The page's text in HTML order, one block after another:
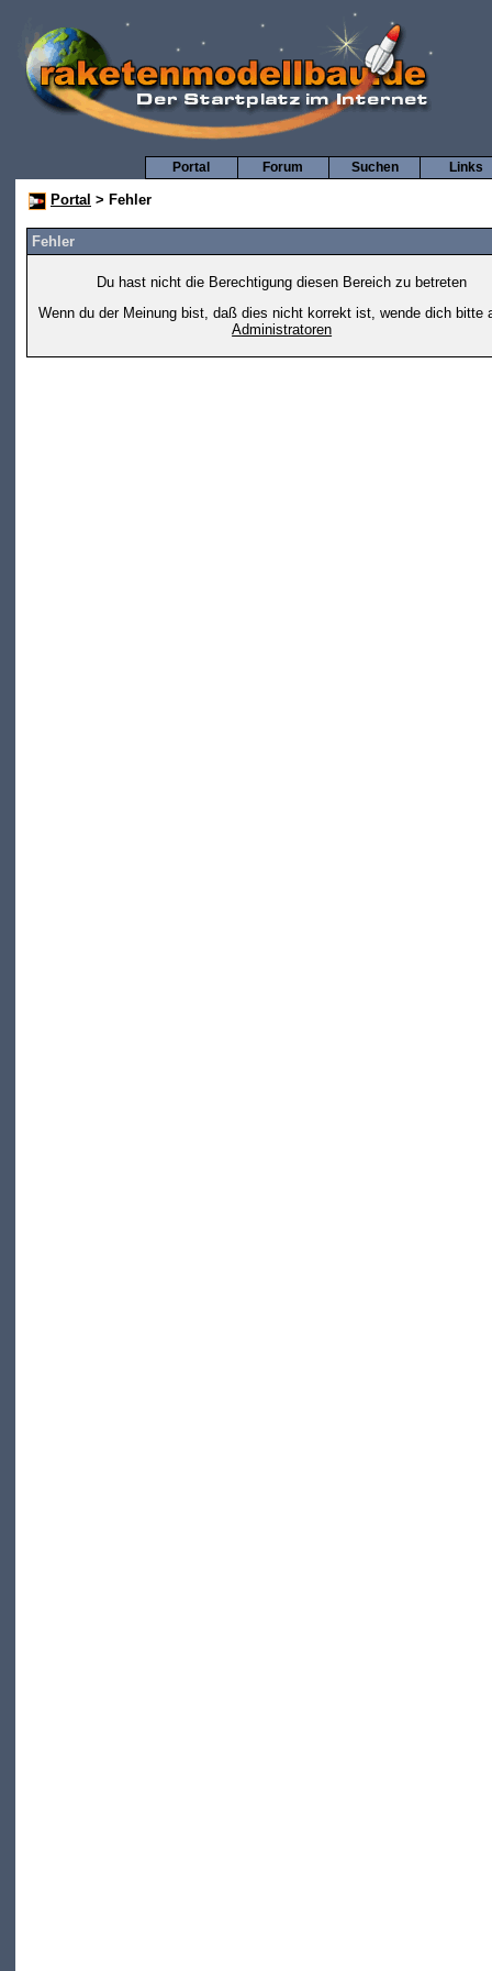
Links
Suchen
Forum
Portal
Portal > Fehler
Fehler
Du hast nicht die Berechtigung diesen Bereich zu betreten
Wenn du der Meinung bist, daß dies nicht korrekt ist, wende dich bitte
Administratoren